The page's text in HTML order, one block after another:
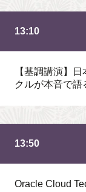
13:10
【基調講演】
クルが本音で語
13:50
Oracle Cloud